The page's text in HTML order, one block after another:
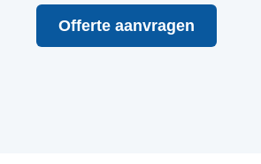
Offerte aanvragen